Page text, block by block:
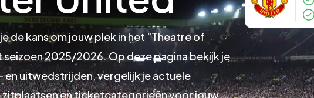
de kans om jouw plek in het "Theatre of
2025/2026. Op deze pagina bekijk je
en uitwedstrijden, vergelijk je actuele
zitplaatsen en ticketcategorieën voor jouw